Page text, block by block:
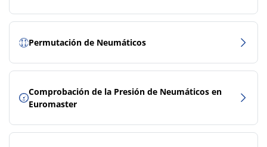
Permutación de Neumáticos
Comprobación de la Presión de Neumáticos en
Euromaster